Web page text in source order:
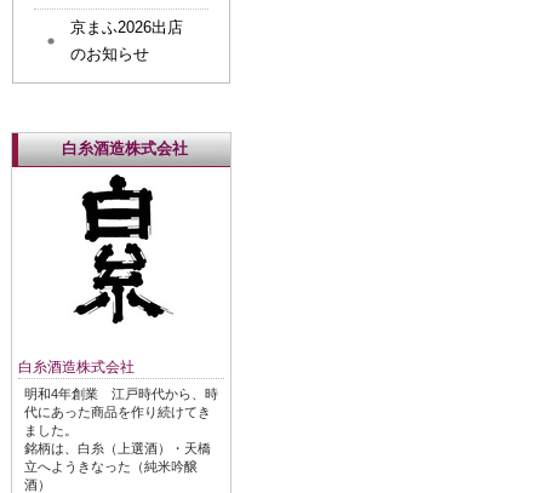
京まふ2026出店
のお知らせ
白糸酒造株式会社
白糸酒造株式会社
明和4年創業 江戸時代から、時
代にあった商品を作り続けてき
ました。
銘柄は、白糸（上選酒）・天橋
立へようきなった（純米吟醸
酒）